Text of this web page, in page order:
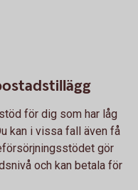
för dig som har låg
kan i vissa fall även få
gör
och kan betala för